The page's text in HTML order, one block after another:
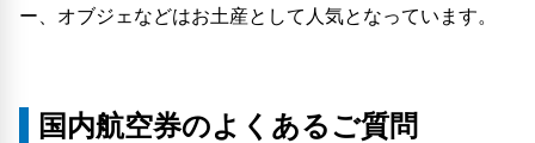
ー、オブジェなどはお土産として人気となっています。
国内航空券のよくあるご質問